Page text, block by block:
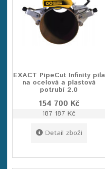
EXACT PipeCut Infinity pila
na ocelová a plastová
potrubí 2.0
154 700 Kč
187 187 Kč
Detail zboží